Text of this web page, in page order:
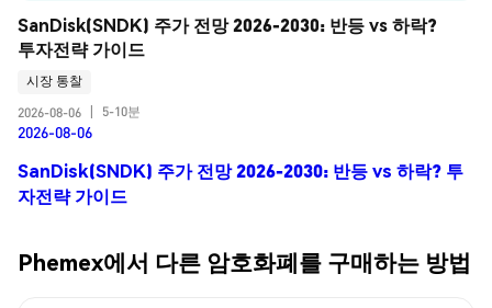
SanDisk(SNDK) 주가 전망 2026-2030: 반등 vs 하락?
투자전략 가이드
시장 통찰
2026-08-06
5-10분
2026-08-06
SanDisk(SNDK) 주가 전망 2026-2030: 반등 vs 하락? 투
자전략 가이드
Phemex에서 다른 암호화폐를 구매하는 방법